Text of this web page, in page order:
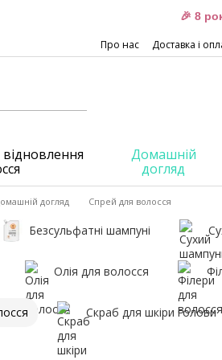
🎉 8
Про нас Доставка і
Домашній
догляд
догляд Спрей для волосся
Безсульфатні шампуні
Олія для волосся
Скраб для шкіри голови